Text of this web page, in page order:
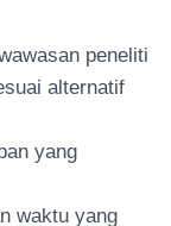
peneliti
alternatif
yang
waktu yang